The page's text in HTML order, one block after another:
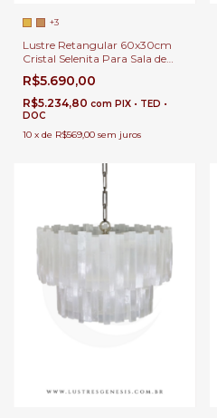
+3
Lustre Retangular 60x30cm
Cristal Selenita Para Sala de
Jantar, Sala de Estar, Suítes e
Hall de Entrada
R$5.690,00
R$5.234,80 com PIX • TED •
DOC
10 x de R$569,00 sem juros